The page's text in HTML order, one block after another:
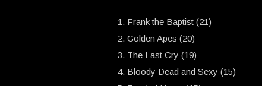
Frank the Baptist (21)
Golden Apes (20)
The Last Cry (19)
Bloody Dead and Sexy (15)